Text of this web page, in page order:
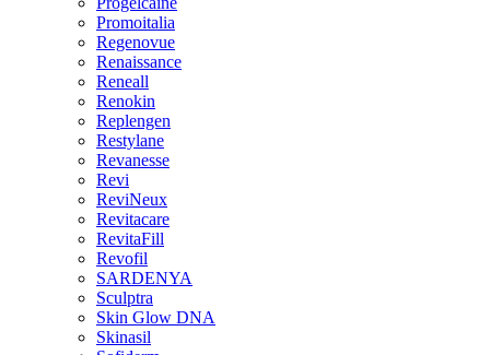
Promoitalia
Regenovue
Renaissance
Reneall
Renokin
Replengen
Restylane
Revanesse
Revi
ReviNeux
Revitacare
RevitaFill
Revofil
SARDENYA
Sculptra
Skin Glow DNA
Skinasil